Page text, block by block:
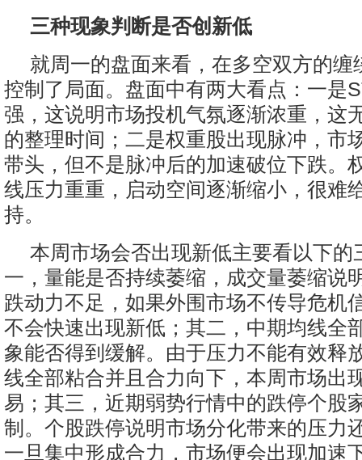
三种现象判断是否创新低
就周一的盘面来看，在多空双方的缠
控制了局面。盘面中有两大看点：一是
强，这说明市场投机气氛逐渐浓重，这
的整理时间；二是权重股出现脉冲，市
带头，但不是脉冲后的加速破位下跌。
线压力重重，启动空间逐渐缩小，很难
持。
本周市场会否出现新低主要看以下的
一，量能是否持续萎缩，成交量萎缩说
跌动力不足，如果外围市场不传导危机
不会快速出现新低；其二，中期均线全
象能否得到缓解。由于压力不能有效释
线全部粘合并且合力向下，本周市场出
易；其三，近期弱势行情中的跌停个股
制。个股跌停说明市场分化带来的压力
一旦集中形成合力，市场便会出现加速